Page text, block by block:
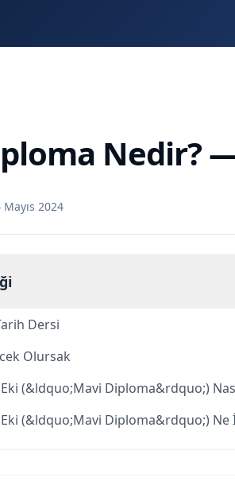
Nedir?
Mayıs 2024
Dersi
Olursak
(&ldquo;Mavi Diploma&rdquo;)
(&ldquo;Mavi Diploma&rdquo;) Ne